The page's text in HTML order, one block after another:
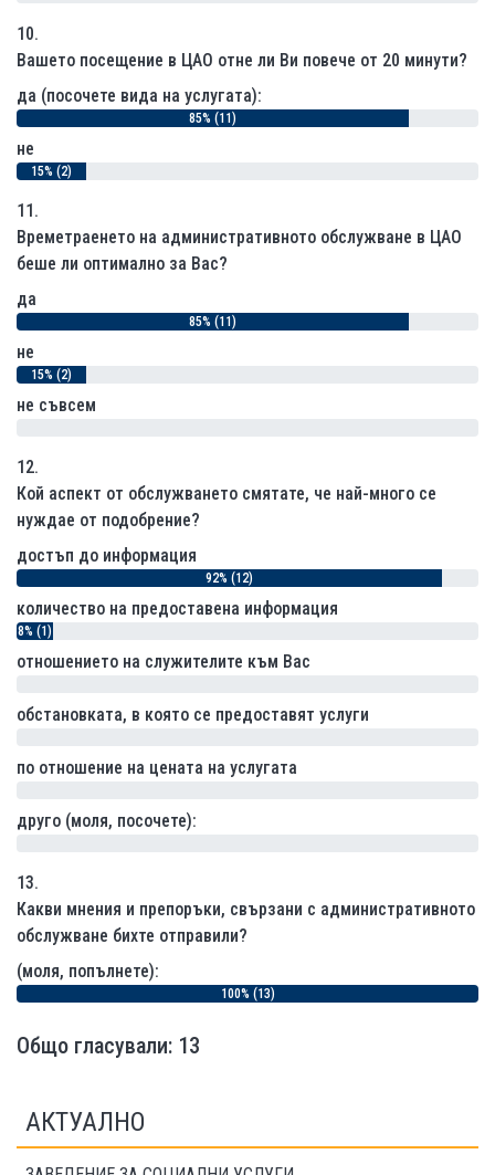
10.
Вашето посещение в ЦАО отне ли Ви повече от 20 минути?
да (посочете вида на услугата):
85% (11)
не
15% (2)
11.
Времетраенето на административното обслужване в ЦАО
беше ли оптимално за Вас?
да
85% (11)
не
15% (2)
не съвсем
12.
Кой аспект от обслужването смятате, че най-много се
нуждае от подобрение?
достъп до информация
92% (12)
количество на предоставена информация
8% (1)
отношението на служителите към Вас
обстановката, в която се предоставят услуги
по отношение на цената на услугата
друго (моля, посочете):
13.
Какви мнения и препоръки, свързани с административното
обслужване бихте отправили?
(моля, попълнете):
100% (13)
Общо гласували: 13
АКТУАЛНО